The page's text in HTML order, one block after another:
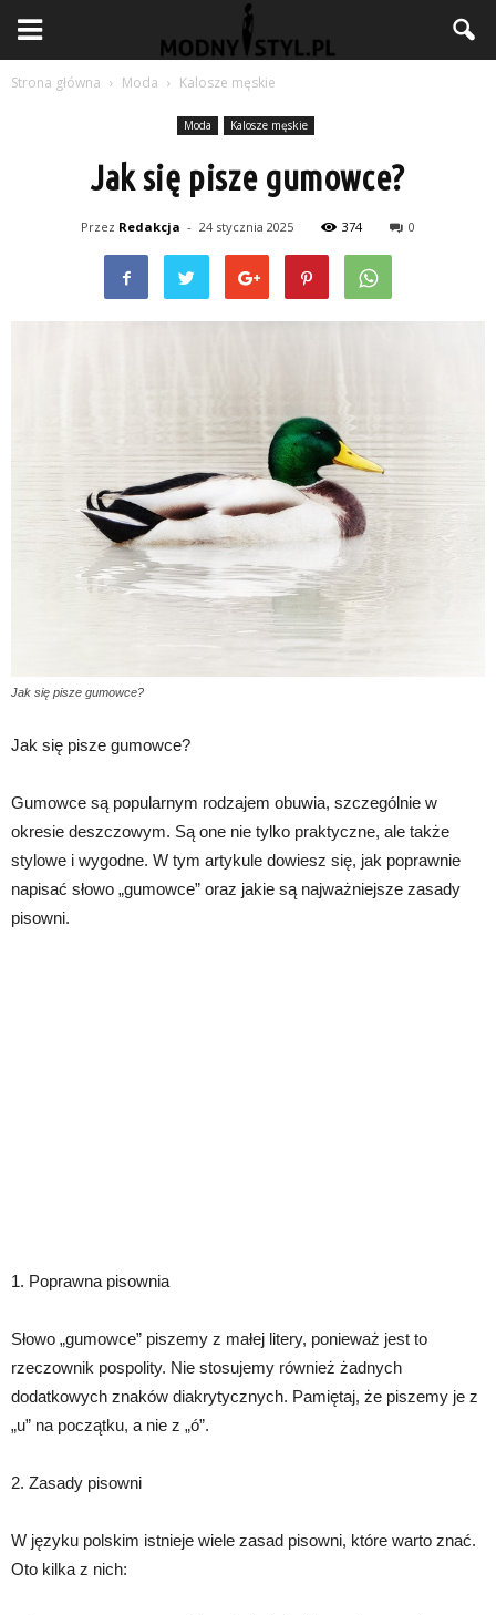
Strona główna Moda Kalosze męskie
Moda Kalosze męskie
Jak się pisze gumowce?
Przez Redakcja - 24 stycznia 2025 374 0
Jak się pisze gumowce?
Jak się pisze gumowce?
Gumowce są popularnym rodzajem obuwia, szczególnie w
okresie deszczowym. Są one nie tylko praktyczne, ale także
stylowe i wygodne. W tym artykule dowiesz się, jak poprawnie
napisać słowo „gumowce” oraz jakie są najważniejsze zasady
pisowni.
1. Poprawna pisownia
Słowo „gumowce” piszemy z małej litery, ponieważ jest to
rzeczownik pospolity. Nie stosujemy również żadnych
dodatkowych znaków diakrytycznych. Pamiętaj, że piszemy je z
„u” na początku, a nie z „ó”.
2. Zasady pisowni
W języku polskim istnieje wiele zasad pisowni, które warto znać.
Oto kilka z nich: